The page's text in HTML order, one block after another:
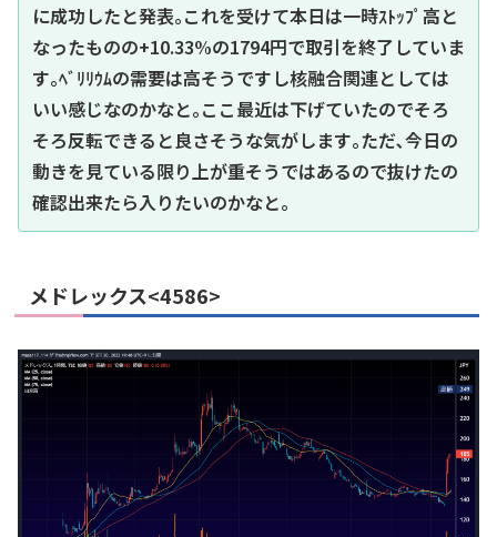
に成功したと発表｡これを受けて本日は一時ｽﾄｯﾌﾟ高と
なったものの+10.33%の1794円で取引を終了していま
す｡ﾍﾞﾘﾘｳﾑの需要は高そうですし核融合関連としては
いい感じなのかなと｡ここ最近は下げていたのでそろ
そろ反転できると良さそうな気がします｡ただ､今日の
動きを見ている限り上が重そうではあるので抜けたの
確認出来たら入りたいのかなと｡
メドレックス<4586>